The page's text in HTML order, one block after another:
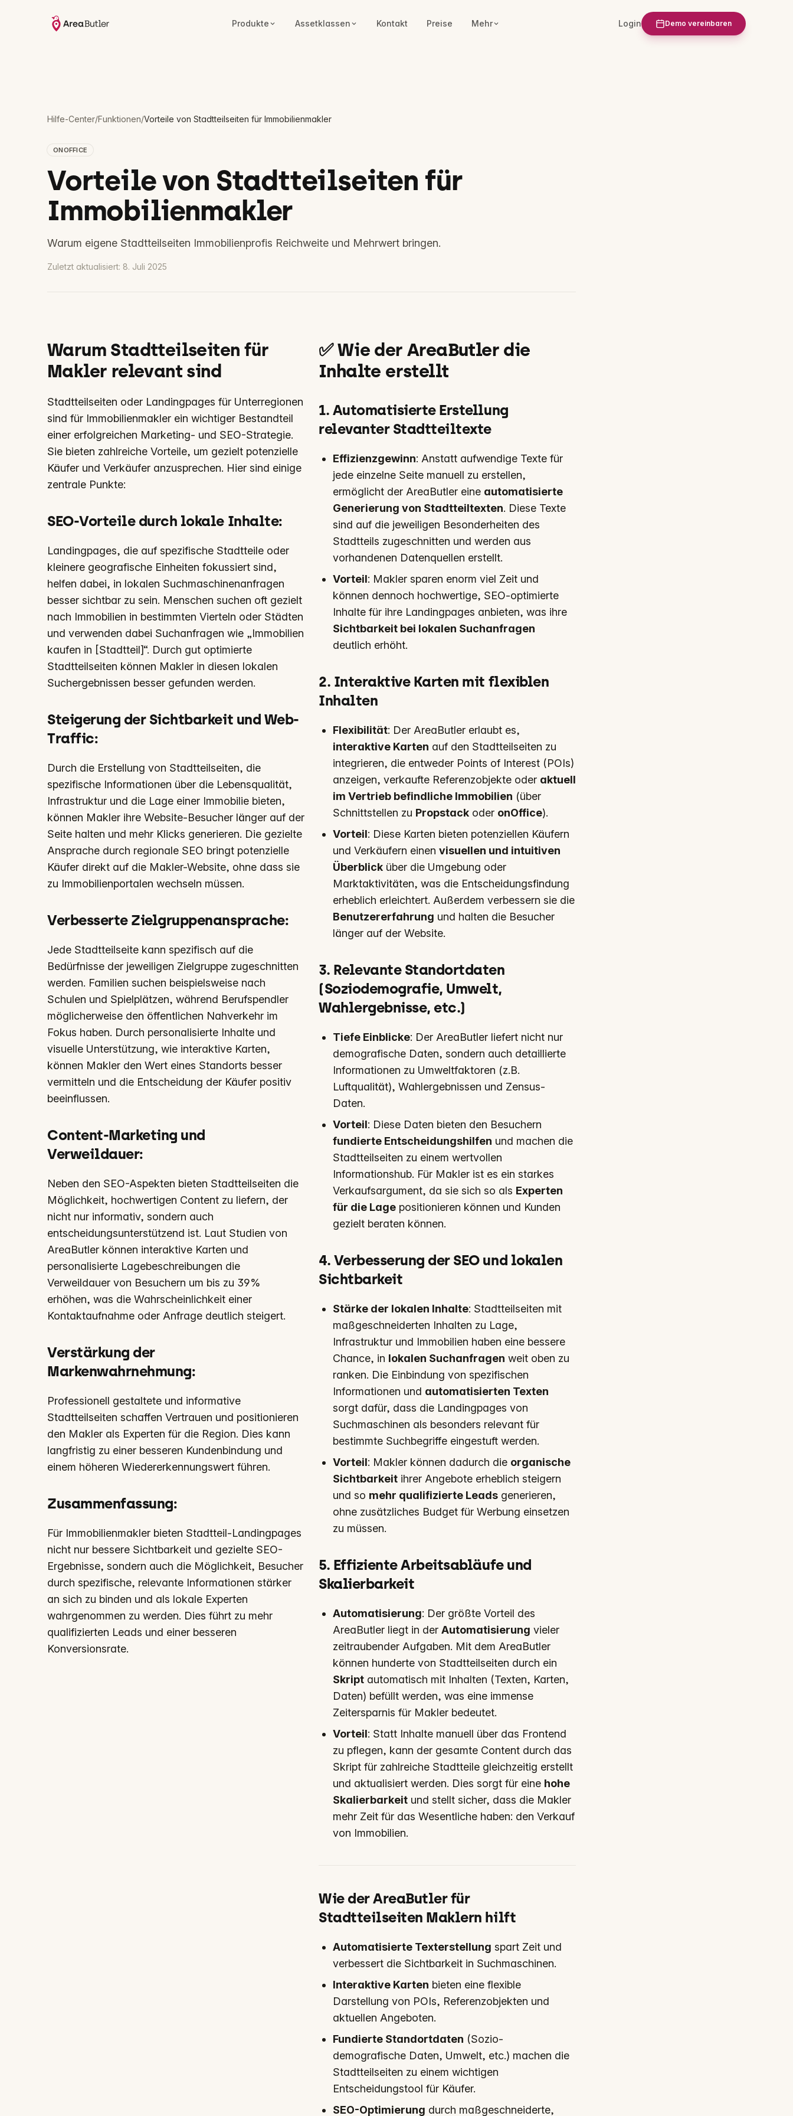
Produkte Assetklassen Kontakt Preise Mehr Login Demo vereinbaren
Hilfe-Center/Funktionen/Vorteile von Stadtteilseiten für Immobilienmakler
ONOFFICE
Vorteile von Stadtteilseiten für
Immobilienmakler
Warum eigene Stadtteilseiten Immobilienprofis Reichweite und Mehrwert bringen.
Zuletzt aktualisiert: 8. Juli 2025
Warum Stadtteilseiten für
Makler relevant sind
Stadtteilseiten oder Landingpages für Unterregionen
sind für Immobilienmakler ein wichtiger Bestandteil
einer erfolgreichen Marketing- und SEO-Strategie.
Sie bieten zahlreiche Vorteile, um gezielt potenzielle
Käufer und Verkäufer anzusprechen. Hier sind einige
zentrale Punkte:
SEO-Vorteile durch lokale Inhalte:
Landingpages, die auf spezifische Stadtteile oder
kleinere geografische Einheiten fokussiert sind,
helfen dabei, in lokalen Suchmaschinenanfragen
besser sichtbar zu sein. Menschen suchen oft gezielt
nach Immobilien in bestimmten Vierteln oder Städten
und verwenden dabei Suchanfragen wie „Immobilien
kaufen in [Stadtteil]“. Durch gut optimierte
Stadtteilseiten können Makler in diesen lokalen
Suchergebnissen besser gefunden werden.
Steigerung der Sichtbarkeit und Web-
Traffic:
Durch die Erstellung von Stadtteilseiten, die
spezifische Informationen über die Lebensqualität,
Infrastruktur und die Lage einer Immobilie bieten,
können Makler ihre Website-Besucher länger auf der
Seite halten und mehr Klicks generieren. Die gezielte
Ansprache durch regionale SEO bringt potenzielle
Käufer direkt auf die Makler-Website, ohne dass sie
zu Immobilienportalen wechseln müssen.
Verbesserte Zielgruppenansprache:
Jede Stadtteilseite kann spezifisch auf die
Bedürfnisse der jeweiligen Zielgruppe zugeschnitten
werden. Familien suchen beispielsweise nach
Schulen und Spielplätzen, während Berufspendler
möglicherweise den öffentlichen Nahverkehr im
Fokus haben. Durch personalisierte Inhalte und
visuelle Unterstützung, wie interaktive Karten,
können Makler den Wert eines Standorts besser
vermitteln und die Entscheidung der Käufer positiv
beeinflussen.
Content-Marketing und
Verweildauer:
Neben den SEO-Aspekten bieten Stadtteilseiten die
Möglichkeit, hochwertigen Content zu liefern, der
nicht nur informativ, sondern auch
entscheidungsunterstützend ist. Laut Studien von
AreaButler können interaktive Karten und
personalisierte Lagebeschreibungen die
Verweildauer von Besuchern um bis zu 39%
erhöhen, was die Wahrscheinlichkeit einer
Kontaktaufnahme oder Anfrage deutlich steigert.
Verstärkung der
Markenwahrnehmung:
Professionell gestaltete und informative
Stadtteilseiten schaffen Vertrauen und positionieren
den Makler als Experten für die Region. Dies kann
langfristig zu einer besseren Kundenbindung und
einem höheren Wiedererkennungswert führen.
Zusammenfassung:
Für Immobilienmakler bieten Stadtteil-Landingpages
nicht nur bessere Sichtbarkeit und gezielte SEO-
Ergebnisse, sondern auch die Möglichkeit, Besucher
durch spezifische, relevante Informationen stärker
an sich zu binden und als lokale Experten
wahrgenommen zu werden. Dies führt zu mehr
qualifizierten Leads und einer besseren
Konversionsrate.
✅ Wie der AreaButler die
Inhalte erstellt
1. Automatisierte Erstellung
relevanter Stadtteiltexte
Effizienzgewinn: Anstatt aufwendige Texte für
jede einzelne Seite manuell zu erstellen,
ermöglicht der AreaButler eine automatisierte
Generierung von Stadtteiltexten. Diese Texte
sind auf die jeweiligen Besonderheiten des
Stadtteils zugeschnitten und werden aus
vorhandenen Datenquellen erstellt.
Vorteil: Makler sparen enorm viel Zeit und
können dennoch hochwertige, SEO-optimierte
Inhalte für ihre Landingpages anbieten, was ihre
Sichtbarkeit bei lokalen Suchanfragen
deutlich erhöht.
2. Interaktive Karten mit flexiblen
Inhalten
Flexibilität: Der AreaButler erlaubt es,
interaktive Karten auf den Stadtteilseiten zu
integrieren, die entweder Points of Interest (POIs)
anzeigen, verkaufte Referenzobjekte oder aktuell
im Vertrieb befindliche Immobilien (über
Schnittstellen zu Propstack oder onOffice).
Vorteil: Diese Karten bieten potenziellen Käufern
und Verkäufern einen visuellen und intuitiven
Überblick über die Umgebung oder
Marktaktivitäten, was die Entscheidungsfindung
erheblich erleichtert. Außerdem verbessern sie die
Benutzererfahrung und halten die Besucher
länger auf der Website.
3. Relevante Standortdaten
(Soziodemografie, Umwelt,
Wahlergebnisse, etc.)
Tiefe Einblicke: Der AreaButler liefert nicht nur
demografische Daten, sondern auch detaillierte
Informationen zu Umweltfaktoren (z.B.
Luftqualität), Wahlergebnissen und Zensus-
Daten.
Vorteil: Diese Daten bieten den Besuchern
fundierte Entscheidungshilfen und machen die
Stadtteilseiten zu einem wertvollen
Informationshub. Für Makler ist es ein starkes
Verkaufsargument, da sie sich so als Experten
für die Lage positionieren können und Kunden
gezielt beraten können.
4. Verbesserung der SEO und lokalen
Sichtbarkeit
Stärke der lokalen Inhalte: Stadtteilseiten mit
maßgeschneiderten Inhalten zu Lage,
Infrastruktur und Immobilien haben eine bessere
Chance, in lokalen Suchanfragen weit oben zu
ranken. Die Einbindung von spezifischen
Informationen und automatisierten Texten
sorgt dafür, dass die Landingpages von
Suchmaschinen als besonders relevant für
bestimmte Suchbegriffe eingestuft werden.
Vorteil: Makler können dadurch die organische
Sichtbarkeit ihrer Angebote erheblich steigern
und so mehr qualifizierte Leads generieren,
ohne zusätzliches Budget für Werbung einsetzen
zu müssen.
5. Effiziente Arbeitsabläufe und
Skalierbarkeit
Automatisierung: Der größte Vorteil des
AreaButler liegt in der Automatisierung vieler
zeitraubender Aufgaben. Mit dem AreaButler
können hunderte von Stadtteilseiten durch ein
Skript automatisch mit Inhalten (Texten, Karten,
Daten) befüllt werden, was eine immense
Zeitersparnis für Makler bedeutet.
Vorteil: Statt Inhalte manuell über das Frontend
zu pflegen, kann der gesamte Content durch das
Skript für zahlreiche Stadtteile gleichzeitig erstellt
und aktualisiert werden. Dies sorgt für eine hohe
Skalierbarkeit und stellt sicher, dass die Makler
mehr Zeit für das Wesentliche haben: den Verkauf
von Immobilien.
Wie der AreaButler für
Stadtteilseiten Maklern hilft
Automatisierte Texterstellung spart Zeit und
verbessert die Sichtbarkeit in Suchmaschinen.
Interaktive Karten bieten eine flexible
Darstellung von POIs, Referenzobjekten und
aktuellen Angeboten.
Fundierte Standortdaten (Sozio-
demografische Daten, Umwelt, etc.) machen die
Stadtteilseiten zu einem wichtigen
Entscheidungstool für Käufer.
SEO-Optimierung durch maßgeschneiderte,